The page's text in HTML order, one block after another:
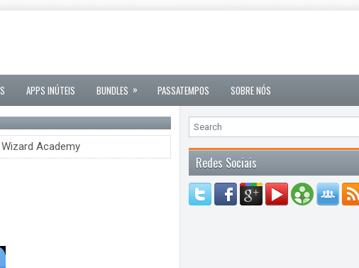
APPS INÚTEIS BUNDLES » PASSATEMPOS SOBRE NÓS
Academy
Redes Sociais